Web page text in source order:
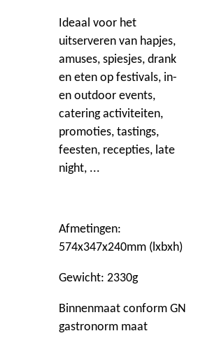
Ideaal voor het
uitserveren van hapjes,
amuses, spiesjes, drank
en eten op festivals, in-
en outdoor events,
catering activiteiten,
promoties, tastings,
feesten, recepties, late
night, ...
Afmetingen:
574x347x240mm (lxbxh)
Gewicht: 2330g
Binnenmaat conform GN
gastronorm maat